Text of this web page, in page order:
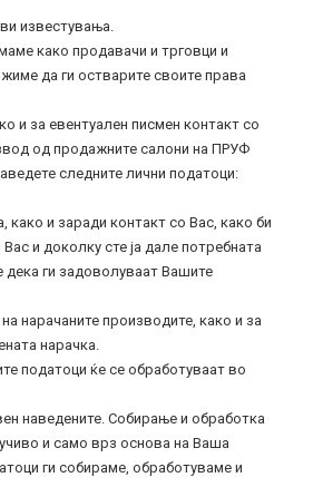
известувања.
како продавачи и трговци и
да ги остварите своите права
и за евентуален писмен контакт со
од продажните салони на ПРУФ
следните лични податоци:
како и заради контакт со Вас, како би
и доколку сте ја дале потребната
дека ги задоволуваат Вашите
нарачаните производите, како и за
нарачка.
податоци ќе се обработуваат во
наведените. Собирање и обработка
и само врз основа на Ваша
ги собираме, обработуваме и